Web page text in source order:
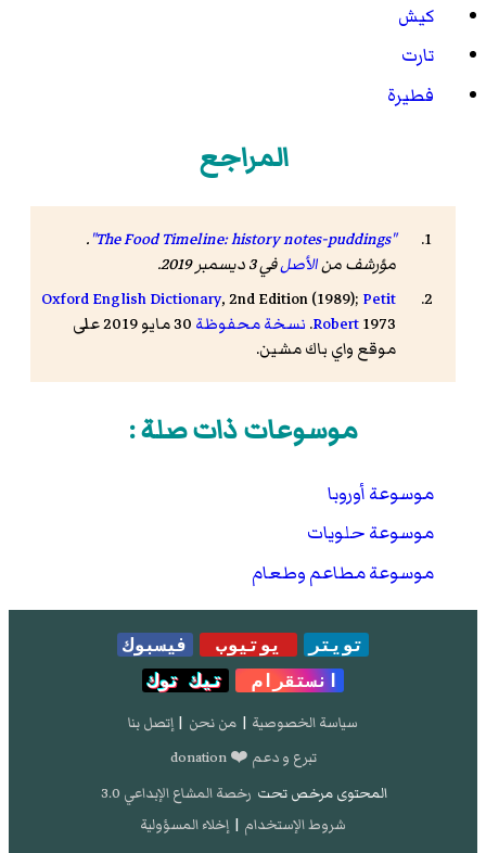
كيش
تارت
فطيرة
المراجع
"The Food Timeline: history notes-puddings"
.
مؤرشف منالأصلفي 3 ديسمبر 2019.
Oxford English Dictionary, 2nd Edition (1989); Petit
Robert1973. نسخة محفوظة
30 مايو 2019 على
موقع واي باك مشين.
موسوعات ذات صلة :
موسوعة أوروبا
موسوعة حلويات
موسوعة مطاعم وطعام
تويتر يوتيوب
فيسبوك
انستقرام
تيك توك
سياسة الخصوصية | من نحن | إتصل بنا
تبرع و دعم ❤️ donation
المحتوى مرخص تحت رخصة المشاع الإبداعي 3.0
شروط الإستخدام | إخلاء المسؤولية